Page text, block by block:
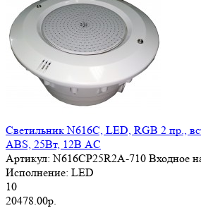
Светильник N616C, LED, RGB 2 пр.,
ABS, 25Вт, 12В AC
Артикул:N616CP25R2A-710 Входное
Исполнение: LED
10
20478.00р.